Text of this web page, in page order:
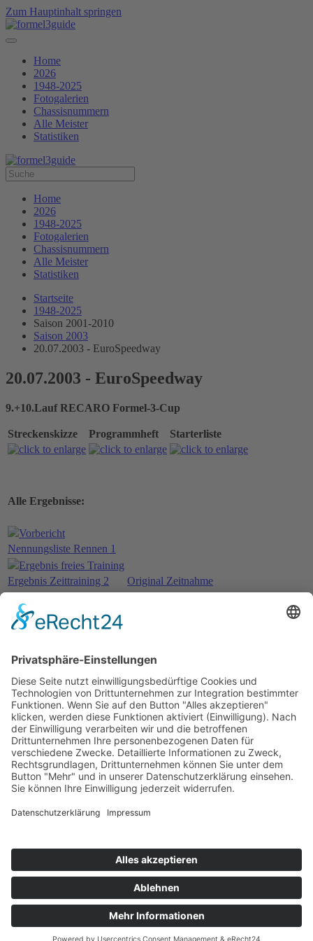
Zum Hauptinhalt springen
Home
2026
1948-2025
Fotogalerien
Chassisnummern
Alle Meister
Statistiken
Home
2026
1948-2025
Fotogalerien
Chassisnummern
Alle Meister
Statistiken
Startseite
1948-2025
Saison 2001-2010
Saison 2003
20.07.2003 - EuroSpeedway
20.07.2003 - EuroSpeedway
9.+10.Lauf RECARO Formel-3-Cup
Streckenskizze Programmheft Starterliste
Alle Ergebnisse:
Vorbericht
Nennungsliste Rennen 1
Ergebnis freies Training
Ergebnis Zeittraining 2
Original Zeitnahme
Bericht Zeittraining
Startaufstellung Rennen 1
Ergebnis Rennen 1
Bericht Rennen 1
Nennungsliste Rennen 2
Ergebnis Zeittraining 1
Original Zeitnahme
Bericht Zeittraining
Startaufstellung Rennen 2
Ergebnis Rennen 2
Original Zeitnahme
Rundentabelle Rennen 2
Bericht Rennen 2
Impressum
Jahrbuch
Cookie-Einstellungen